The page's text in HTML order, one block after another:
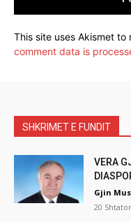
This site uses Akismet to
comment data is
SHKRIMET E FUNDIT
VERA
Gjin
20